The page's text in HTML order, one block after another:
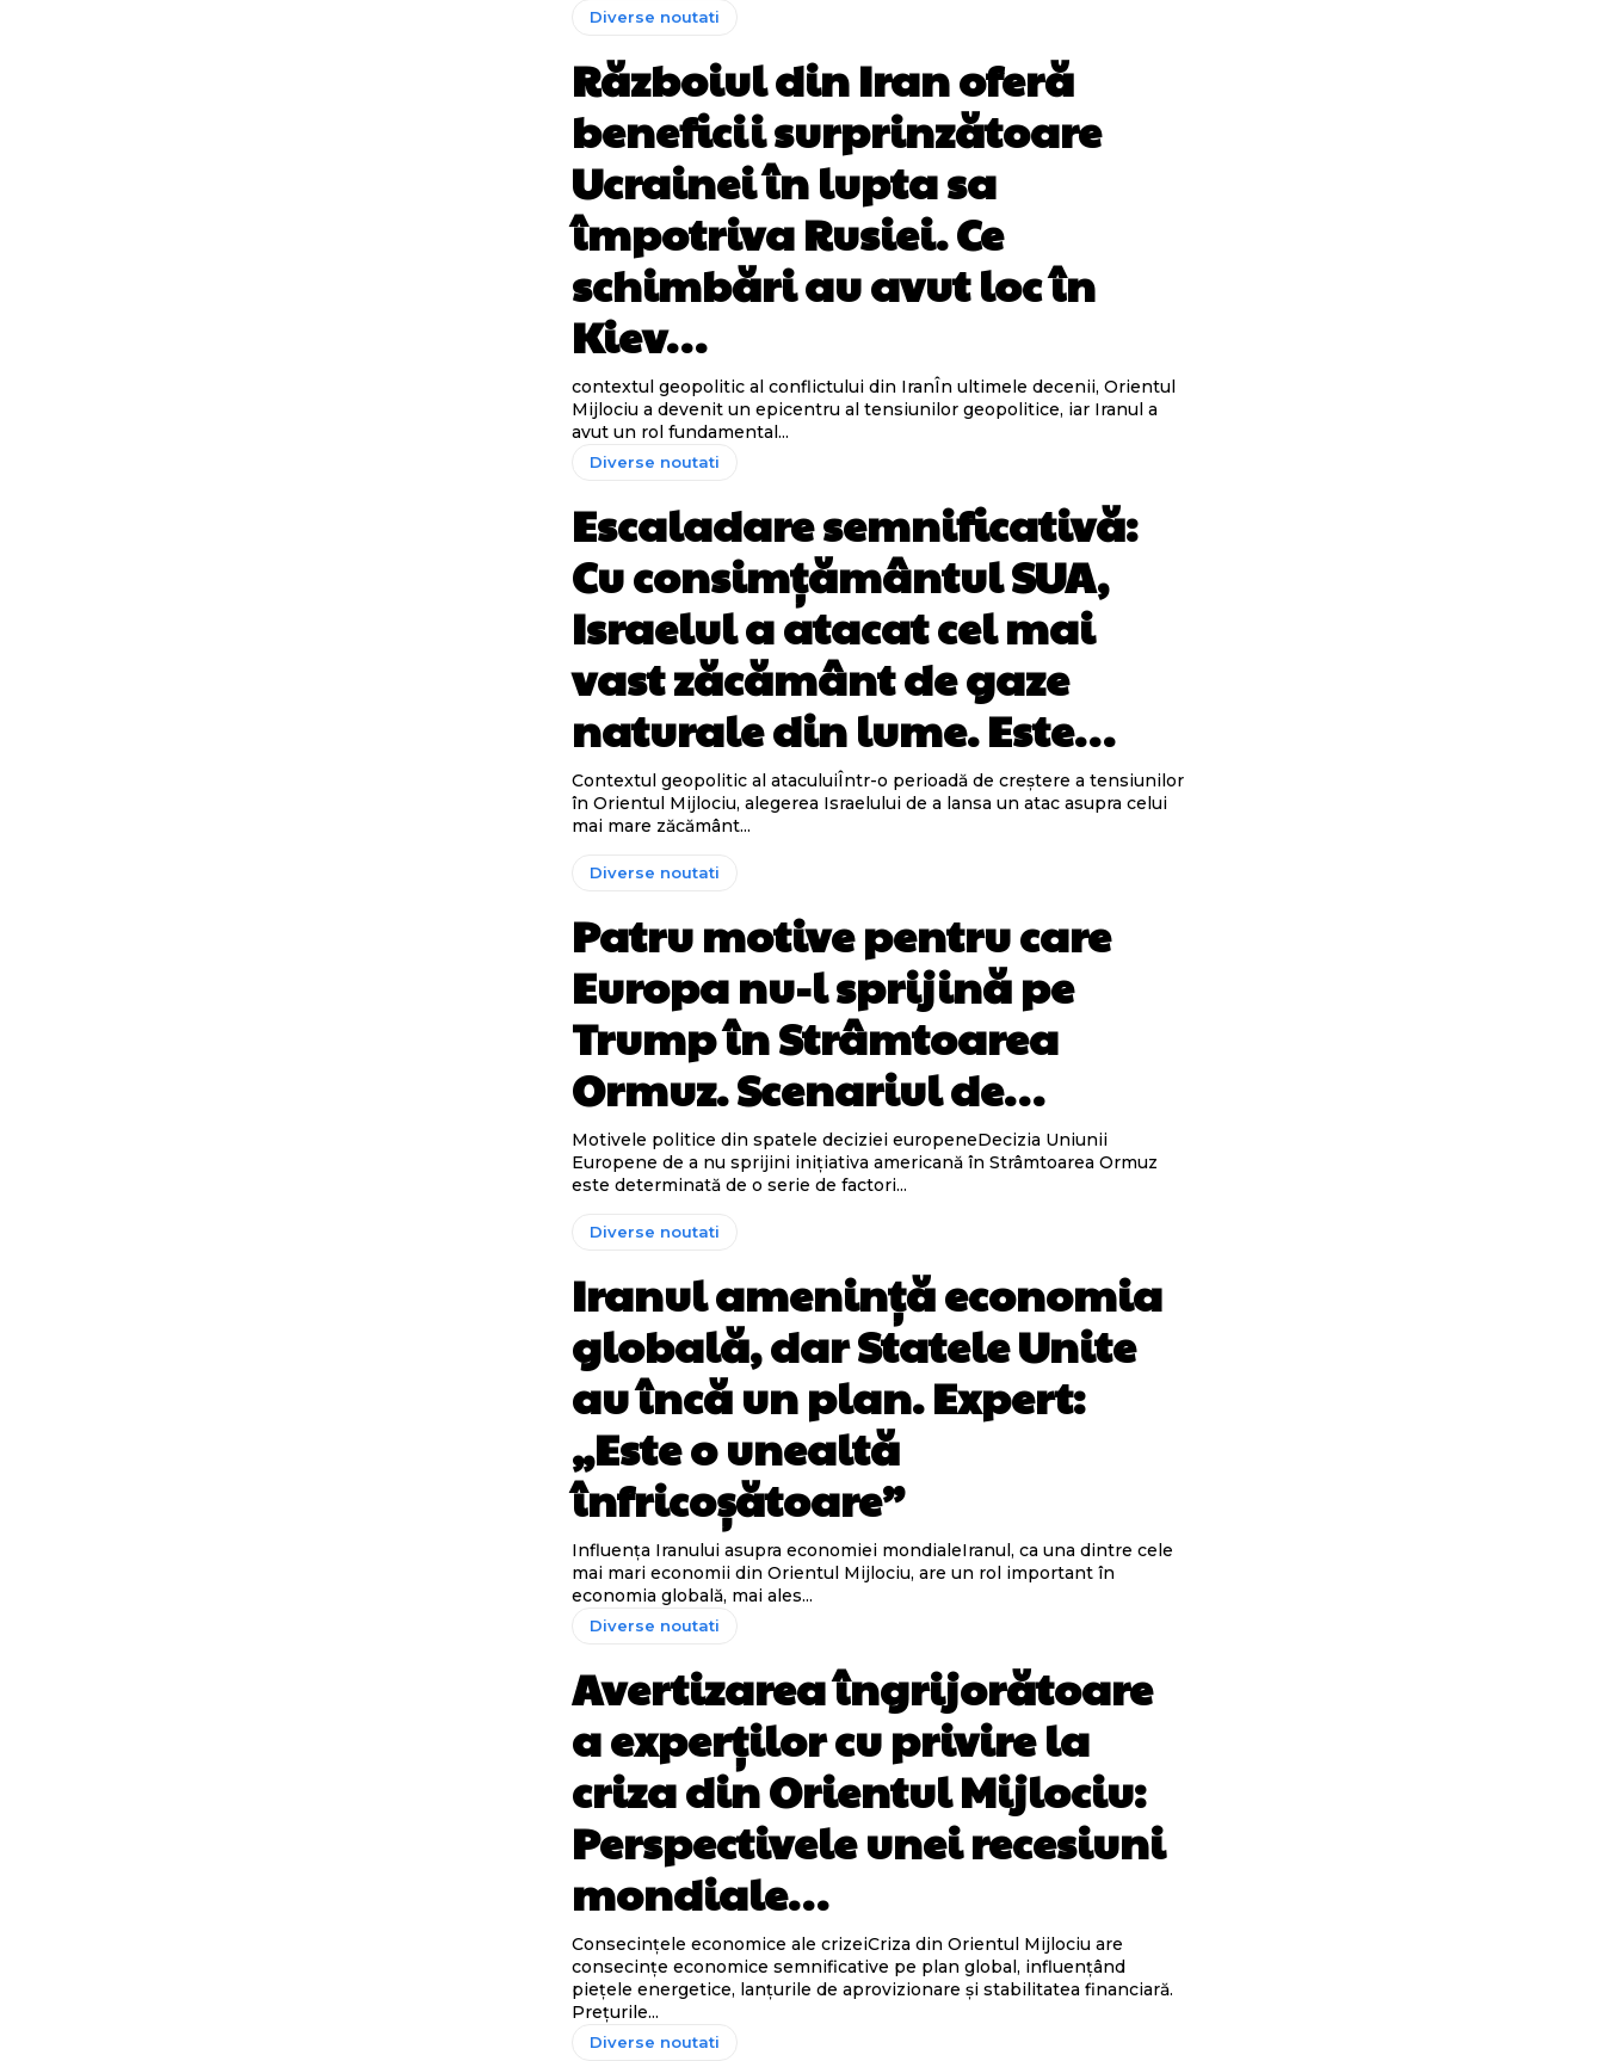
Diverse noutati
Războiul din Iran oferă
beneficii surprinzătoare
Ucrainei în lupta sa
împotriva Rusiei. Ce
schimbări au avut loc în
Kiev…
contextul geopolitic al conflictului din IranÎn ultimele decenii, Orientul
Mijlociu a devenit un epicentru al tensiunilor geopolitice, iar Iranul a
avut un rol fundamental...
Diverse noutati
Escaladare semnificativă:
Cu consimțământul SUA,
Israelul a atacat cel mai
vast zăcământ de gaze
naturale din lume. Este…
Contextul geopolitic al ataculuiÎntr-o perioadă de creștere a tensiunilor
în Orientul Mijlociu, alegerea Israelului de a lansa un atac asupra celui
mai mare zăcământ...
Diverse noutati
Patru motive pentru care
Europa nu-l sprijină pe
Trump în Strâmtoarea
Ormuz. Scenariul de…
Motivele politice din spatele deciziei europeneDecizia Uniunii
Europene de a nu sprijini inițiativa americană în Strâmtoarea Ormuz
este determinată de o serie de factori...
Diverse noutati
Iranul amenință economia
globală, dar Statele Unite
au încă un plan. Expert:
„Este o unealtă
înfricoșătoare”
Influența Iranului asupra economiei mondialeIranul, ca una dintre cele
mai mari economii din Orientul Mijlociu, are un rol important în
economia globală, mai ales...
Diverse noutati
Avertizarea îngrijorătoare
a experților cu privire la
criza din Orientul Mijlociu:
Perspectivele unei recesiuni
mondiale…
Consecințele economice ale crizeiCriza din Orientul Mijlociu are
consecințe economice semnificative pe plan global, influențând
piețele energetice, lanțurile de aprovizionare și stabilitatea financiară.
Prețurile...
Diverse noutati